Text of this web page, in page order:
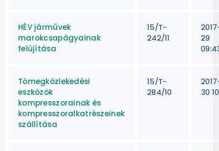
HÉV járművek
marokcsapágyainak
felújítása
15/T-
242/11
29
Tömegközlekedési
eszközök
kompresszorainak és
kompresszoralkatrészeinek
szállítása
15/T-
284/10
30